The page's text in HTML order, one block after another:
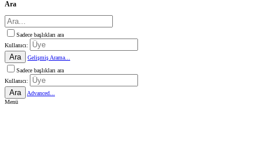
Ara
Sadece başlıkları ara
Kullanıcı:
Ara
Gelişmiş Arama...
Sadece başlıkları ara
Kullanıcı:
Ara
Advanced...
Menü